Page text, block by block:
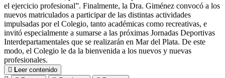
el ejercicio profesional”. Finalmente, la Dra. Giménez convocó a los
nuevos matriculados a participar de las distintas actividades
impulsadas por el Colegio, tanto académicas como recreativas, e
invitó especialmente a sumarse a las próximas Jornadas Deportivas
Interdepartamentales que se realizarán en Mar del Plata. De este
modo, el Colegio le da la bienvenida a los nuevos y nuevas
profesionales.
Leer contenido